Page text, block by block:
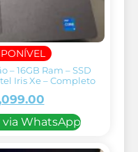
– 16GB Ram – SSD
Iris Xe – Completo
via WhatsApp